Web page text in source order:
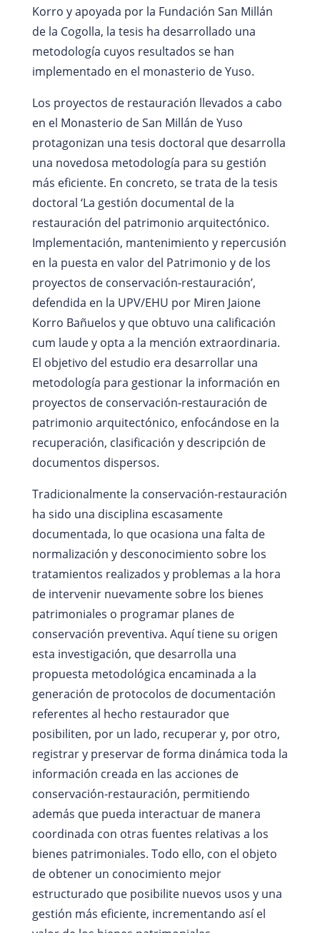
Korro y apoyada por la Fundación San Millán
de la Cogolla, la tesis ha desarrollado una
metodología cuyos resultados se han
implementado en el monasterio de Yuso.
Los proyectos de restauración llevados a cabo
en el Monasterio de San Millán de Yuso
protagonizan una tesis doctoral que desarrolla
una novedosa metodología para su gestión
más eficiente. En concreto, se trata de la tesis
doctoral ‘La gestión documental de la
restauración del patrimonio arquitectónico.
Implementación, mantenimiento y repercusión
en la puesta en valor del Patrimonio y de los
proyectos de conservación-restauración’,
defendida en la UPV/EHU por Miren Jaione
Korro Bañuelos y que obtuvo una calificación
cum laude y opta a la mención extraordinaria.
El objetivo del estudio era desarrollar una
metodología para gestionar la información en
proyectos de conservación-restauración de
patrimonio arquitectónico, enfocándose en la
recuperación, clasificación y descripción de
documentos dispersos.
Tradicionalmente la conservación-restauración
ha sido una disciplina escasamente
documentada, lo que ocasiona una falta de
normalización y desconocimiento sobre los
tratamientos realizados y problemas a la hora
de intervenir nuevamente sobre los bienes
patrimoniales o programar planes de
conservación preventiva. Aquí tiene su origen
esta investigación, que desarrolla una
propuesta metodológica encaminada a la
generación de protocolos de documentación
referentes al hecho restaurador que
posibiliten, por un lado, recuperar y, por otro,
registrar y preservar de forma dinámica toda la
información creada en las acciones de
conservación-restauración, permitiendo
además que pueda interactuar de manera
coordinada con otras fuentes relativas a los
bienes patrimoniales. Todo ello, con el objeto
de obtener un conocimiento mejor
estructurado que posibilite nuevos usos y una
gestión más eficiente, incrementando así el